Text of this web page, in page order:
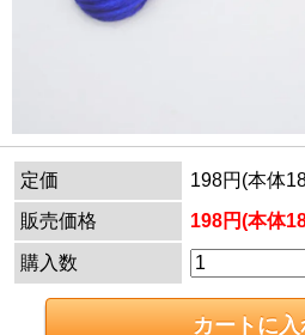
定価
198円(本体
販売価格
198円(本体
購入数